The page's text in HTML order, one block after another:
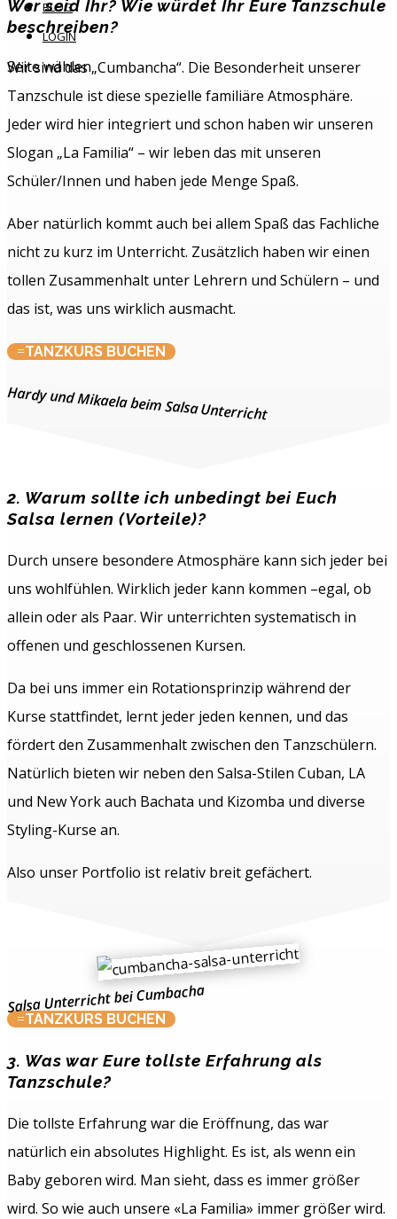
BLOG
LOGIN
Seite wählen
Wer seid Ihr? Wie würdet Ihr Eure Tanzschule
beschreiben?
Wir sind das „Cumbancha“. Die Besonderheit unserer
Tanzschule ist diese spezielle familiäre Atmosphäre.
Jeder wird hier integriert und schon haben wir unseren
Slogan „La Familia“ – wir leben das mit unseren
Schüler/Innen und haben jede Menge Spaß.
Aber natürlich kommt auch bei allem Spaß das Fachliche
nicht zu kurz im Unterricht. Zusätzlich haben wir einen
tollen Zusammenhalt unter Lehrern und Schülern – und
das ist, was uns wirklich ausmacht.
TANZKURS BUCHEN
Hardy und Mikaela beim Salsa Unterricht
2. Warum sollte ich unbedingt bei Euch
Salsa lernen (Vorteile)?
Durch unsere besondere Atmosphäre kann sich jeder bei
uns wohlfühlen. Wirklich jeder kann kommen –egal, ob
allein oder als Paar. Wir unterrichten systematisch in
offenen und geschlossenen Kursen.
Da bei uns immer ein Rotationsprinzip während der
Kurse stattfindet, lernt jeder jeden kennen, und das
fördert den Zusammenhalt zwischen den Tanzschülern.
Natürlich bieten wir neben den Salsa-Stilen Cuban, LA
und New York auch Bachata und Kizomba und diverse
Styling-Kurse an.
Also unser Portfolio ist relativ breit gefächert.
Salsa Unterricht bei Cumbacha
TANZKURS BUCHEN
3. Was war Eure tollste Erfahrung als
Tanzschule?
Die tollste Erfahrung war die Eröffnung, das war
natürlich ein absolutes Highlight. Es ist, als wenn ein
Baby geboren wird. Man sieht, dass es immer größer
wird. So wie auch unsere «La Familia» immer größer wird.